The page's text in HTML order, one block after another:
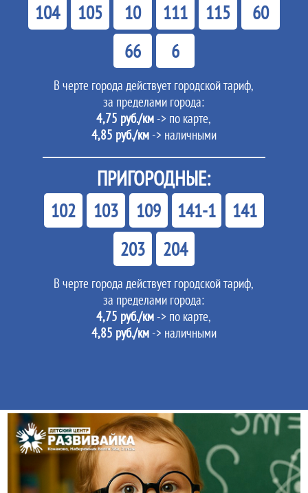
104 105 10 111 115
60
66
6
В черте города действует городской тариф,
за пределами города:
4,75 руб./км -> по карте,
4,85 руб./км-> наличными
ПРИГОРОДНЫЕ:
102 103 109 141-1
141
203
204
В черте города действует городской тариф,
за пределами города:
4,75 руб./км -> по карте,
4,85 руб./км-> наличными